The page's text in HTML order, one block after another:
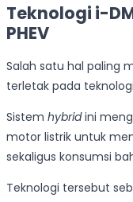
Teknologi i-
PHEV
Salah satu hal paling
terletak pada
Sistem hybridini
motor listrik untuk
sekaligus konsumsi
Teknologi tersebut